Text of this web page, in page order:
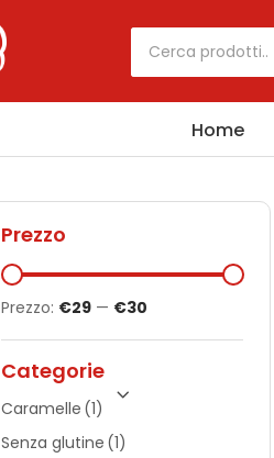
Home
Prezzo
Prezzo: €29 — €30
Categorie
Caramelle (1)
Senza glutine (1)